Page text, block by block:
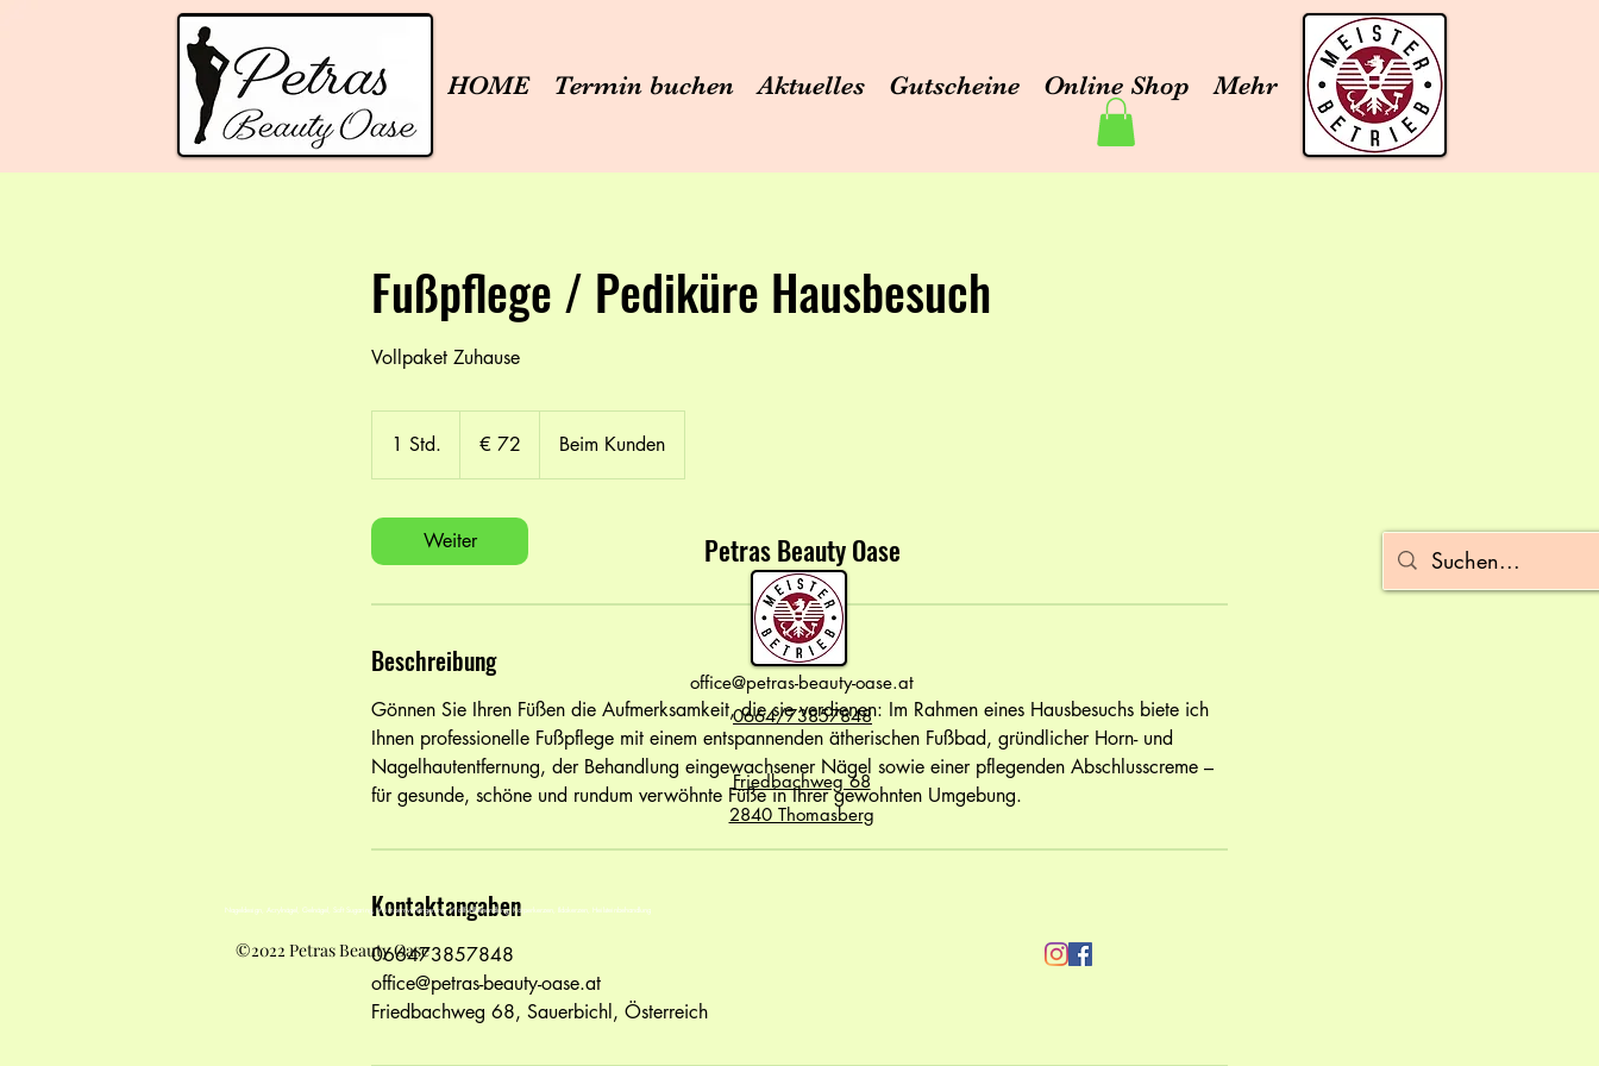
HOME Termin buchen Aktuelles Gutscheine Online Shop Mehr
Fußpflege / Pediküre Hausbesuch
Vollpaket Zuhause
1 Std.
S
d
€ 72 Beim Kunden
Weiter
Beschreibung
Gönnen Sie Ihren Füßen die Aufmerksamkeit, die sie verdienen: Im Rahmen eines Hausbesuchs biete ich
Ihnen professionelle Fußpflege mit einem entspannenden ätherischen Fußbad, gründlicher Horn- und
Nagelhautentfernung, der Behandlung eingewachsener Nägel sowie einer pflegenden Abschlusscreme –
für gesunde, schöne und rundum verwöhnte Füße in Ihrer gewohnten Umgebung.
Kontaktangaben
066473857848
office@petras-beauty-oase.at
Friedbachweg 68, Sauerbichl, Österreich
Petras Beauty Oase
office@petras-beauty-oase.at
0664/73857848
Friedbachweg 68
2840 Thomasberg
Nageldesign, Acrylnägel, Gelnägel, Soft Sugaring, Wimpernverlängerung,Wollfühlbehandlung, Körperkerzen, Ildokerzen, Heilsteinbehandlung
©2022 Petras Beauty Oase